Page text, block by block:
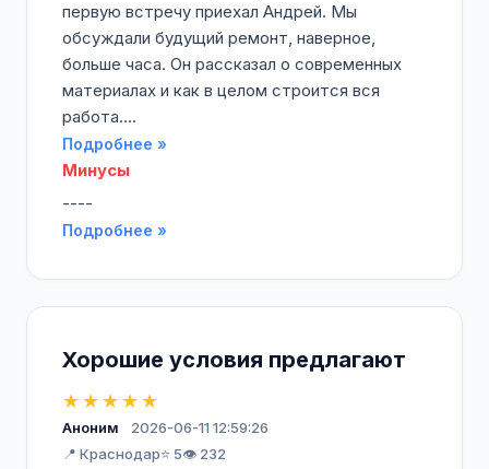
первую встречу приехал Андрей. Мы
обсуждали будущий ремонт, наверное,
больше часа. Он рассказал о современных
материалах и как в целом строится вся
работа....
Подробнее »
Минусы
----
Подробнее »
Хорошие условия предлагают
★★★★★
Аноним
2026-06-11 12:59:26
📍 Краснодар⭐ 5👁️ 232